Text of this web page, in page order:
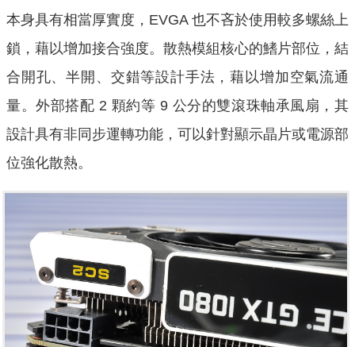
本身具有相當厚實度，EVGA 也不吝於使用較多螺絲上
鎖，藉以增加接合強度。散熱模組核心的鰭片部位，結
合開孔、半開、交錯等設計手法，藉以增加空氣流通
量。外部搭配 2 顆約等 9 公分的雙滾珠軸承風扇，其
設計具有非同步運轉功能，可以針對顯示晶片或電源部
位強化散熱。